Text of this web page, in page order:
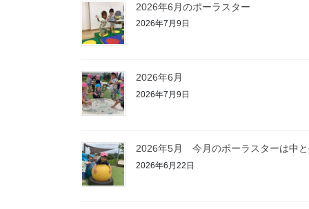
2026年6月のポーラスター
2026年7月9日
2026年6月
2026年7月9日
2026年5月 今月のポーラスターは中と
2026年6月22日